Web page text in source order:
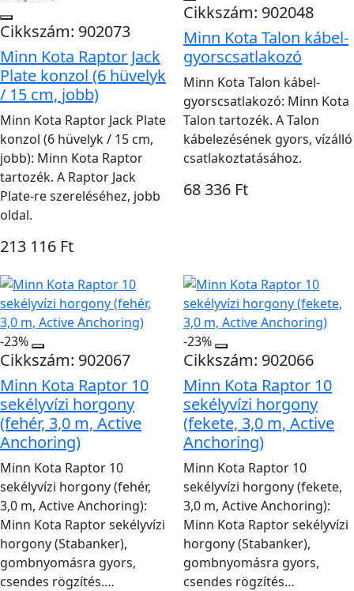
Cikkszám: 902073
Minn Kota Raptor Jack
Plate konzol (6 hüvelyk
/ 15 cm, jobb)
Minn Kota Raptor Jack Plate
konzol (6 hüvelyk / 15 cm,
jobb): Minn Kota Raptor
tartozék. A Raptor Jack
Plate-re szereléséhez, jobb
oldal.
213 116 Ft
Cikkszám: 902048
Minn Kota Talon kábel-
gyorscsatlakozó
Minn Kota Talon kábel-
gyorscsatlakozó: Minn Kota
Talon tartozék. A Talon
kábelezésének gyors, vízálló
csatlakoztatásához.
68 336 Ft
-23%
Cikkszám: 902067
Minn Kota Raptor 10
sekélyvízi horgony
(fehér, 3,0 m, Active
Anchoring)
Minn Kota Raptor 10
sekélyvízi horgony (fehér,
3,0 m, Active Anchoring):
Minn Kota Raptor sekélyvízi
horgony (Stabanker),
gombnyomásra gyors,
csendes rögzítés.…
-23%
Cikkszám: 902066
Minn Kota Raptor 10
sekélyvízi horgony
(fekete, 3,0 m, Active
Anchoring)
Minn Kota Raptor 10
sekélyvízi horgony (fekete,
3,0 m, Active Anchoring):
Minn Kota Raptor sekélyvízi
horgony (Stabanker),
gombnyomásra gyors,
csendes rögzítés…